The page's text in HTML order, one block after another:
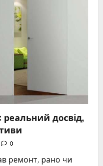
реальний досвід,
0
ремонт, рано чи